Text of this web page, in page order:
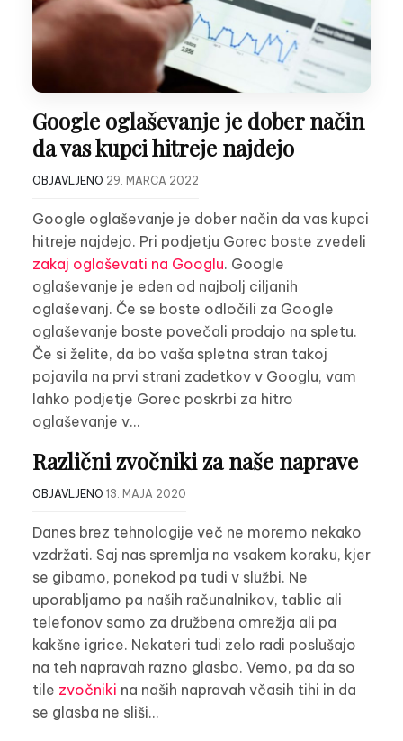
Google oglaševanje je dober način
da vas kupci hitreje najdejo
OBJAVLJENO 29. MARCA 2022
Google oglaševanje je dober način da vas kupci
hitreje najdejo. Pri podjetju Gorec boste zvedeli
zakaj oglaševati na Googlu. Google
oglaševanje je eden od najbolj ciljanih
oglaševanj. Če se boste odločili za Google
oglaševanje boste povečali prodajo na spletu.
Če si želite, da bo vaša spletna stran takoj
pojavila na prvi strani zadetkov v Googlu, vam
lahko podjetje Gorec poskrbi za hitro
oglaševanje v…
Različni zvočniki za naše naprave
OBJAVLJENO 13. MAJA 2020
Danes brez tehnologije več ne moremo nekako
vzdržati. Saj nas spremlja na vsakem koraku, kjer
se gibamo, ponekod pa tudi v službi. Ne
uporabljamo pa naših računalnikov, tablic ali
telefonov samo za družbena omrežja ali pa
kakšne igrice. Nekateri tudi zelo radi poslušajo
na teh napravah razno glasbo. Vemo, pa da so
tile zvočniki na naših napravah včasih tihi in da
se glasba ne sliši…